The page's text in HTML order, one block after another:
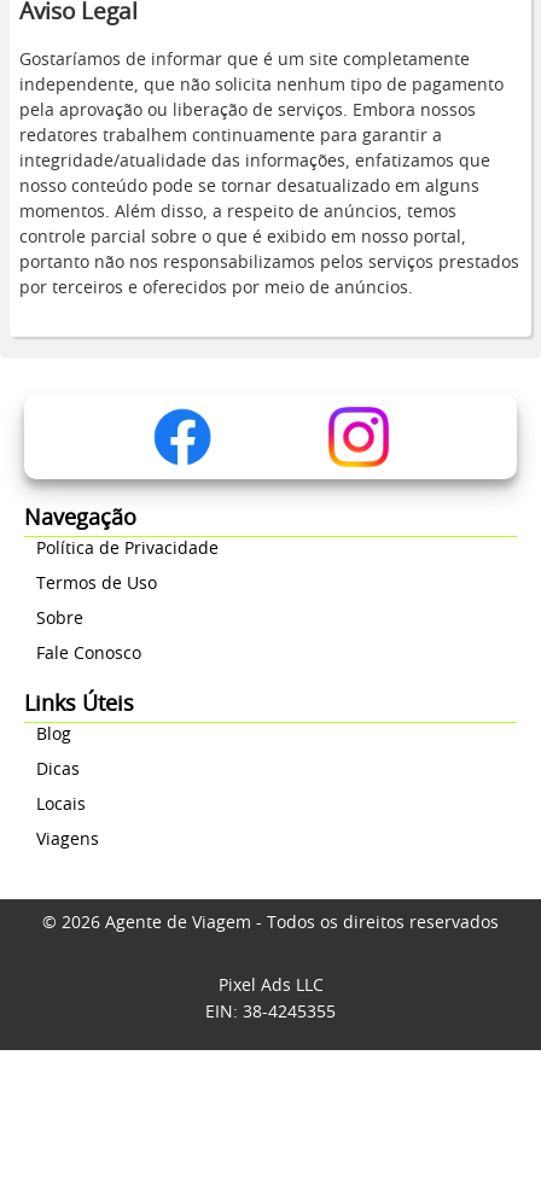
Aviso Legal
Gostaríamos de informar que é um site completamente
independente, que não solicita nenhum tipo de pagamento
pela aprovação ou liberação de serviços. Embora nossos
redatores trabalhem continuamente para garantir a
integridade/atualidade das informações, enfatizamos que
nosso conteúdo pode se tornar desatualizado em alguns
momentos. Além disso, a respeito de anúncios, temos
controle parcial sobre o que é exibido em nosso portal,
portanto não nos responsabilizamos pelos serviços prestados
por terceiros e oferecidos por meio de anúncios.
Navegação
Política de Privacidade
Termos de Uso
Sobre
Fale Conosco
Links Úteis
Blog
Dicas
Locais
Viagens
© 2026 Agente de Viagem - Todos os direitos reservados
Pixel Ads LLC
EIN: 38-4245355